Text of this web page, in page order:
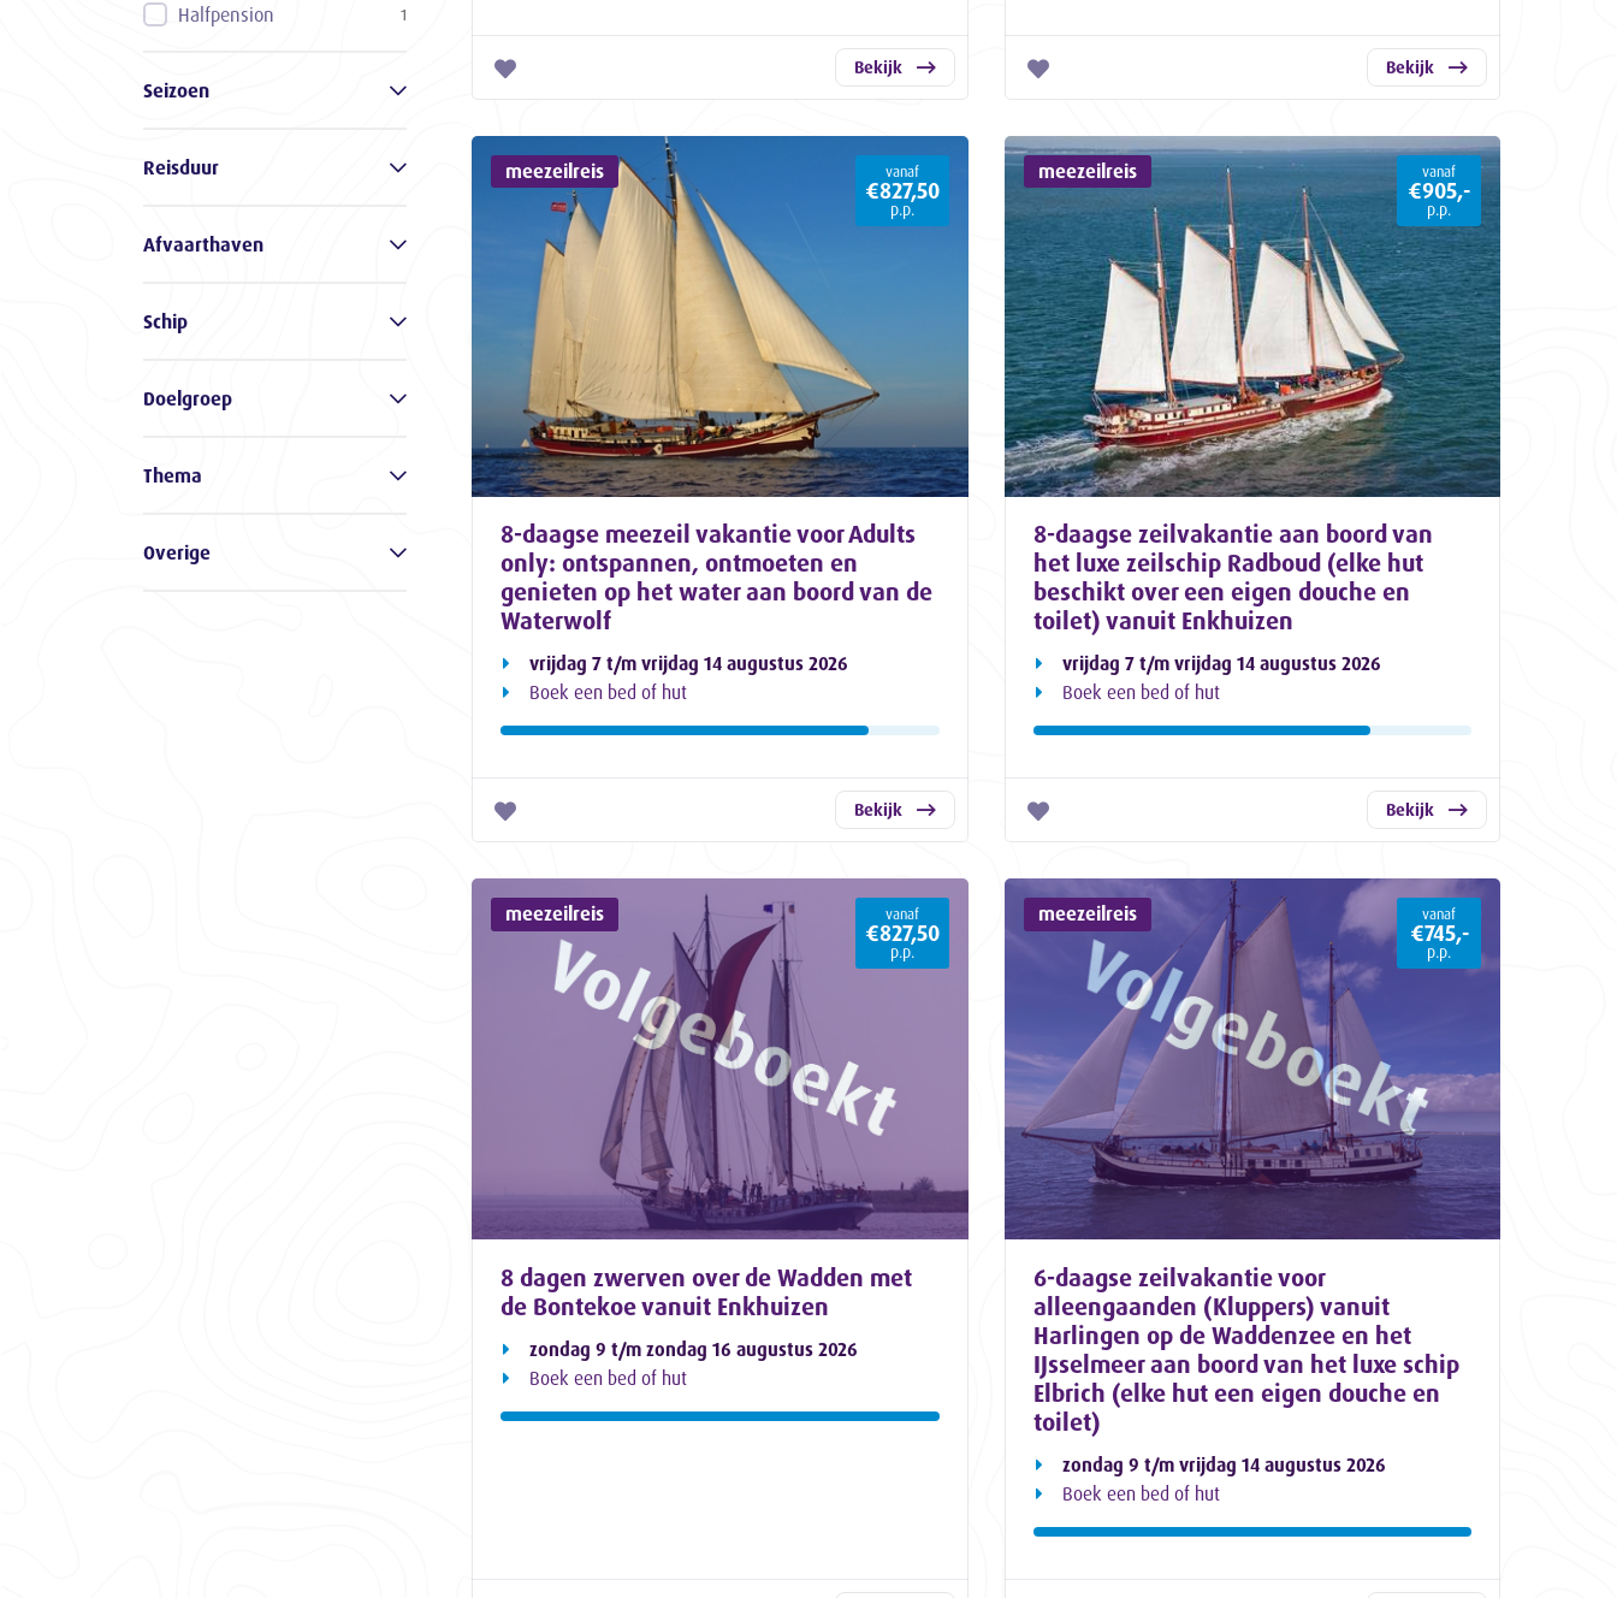
Halfpension 1
Seizoen
Reisduur
Afvaarthaven
Schip
Doelgroep
Thema
Overige
Bekijk Bekijk
meezeilreis vanaf
€827,50
p.p.
8-daagse meezeil vakantie voor Adults
only: ontspannen, ontmoeten en
genieten op het water aan boord van de
Waterwolf
vrijdag 7 t/m vrijdag 14 augustus 2026
Boek een bed of hut
Bekijk
meezeilreis vanaf
€905,-
p.p.
8-daagse zeilvakantie aan boord van
het luxe zeilschip Radboud (elke hut
beschikt over een eigen douche en
toilet) vanuit Enkhuizen
vrijdag 7 t/m vrijdag 14 augustus 2026
Boek een bed of hut
Bekijk
meezeilreis vanaf
€827,50
p.p.
8 dagen zwerven over de Wadden met
de Bontekoe vanuit Enkhuizen
zondag 9 t/m zondag 16 augustus 2026
Boek een bed of hut
meezeilreis vanaf
€745,-
p.p.
6-daagse zeilvakantie voor
alleengaanden (Kluppers) vanuit
Harlingen op de Waddenzee en het
IJsselmeer aan boord van het luxe schip
Elbrich (elke hut een eigen douche en
toilet)
zondag 9 t/m vrijdag 14 augustus 2026
Boek een bed of hut